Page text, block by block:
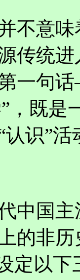
不意
传统
一句
”，既
识”
中国
的非
定以